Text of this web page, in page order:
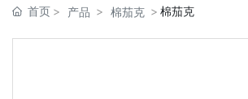
首页 产品 棉茄克 棉茄克